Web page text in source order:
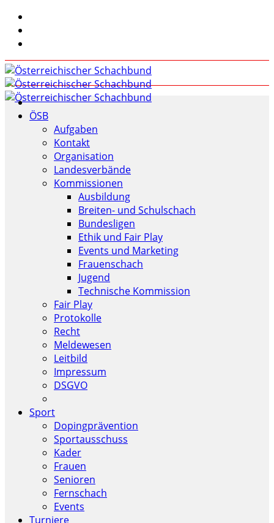
ÖSB
Aufgaben
Kontakt
Organisation
Landesverbände
Kommissionen
Ausbildung
Breiten- und Schulschach
Bundesligen
Ethik und Fair Play
Events und Marketing
Frauenschach
Jugend
Technische Kommission
Fair Play
Protokolle
Recht
Meldewesen
Leitbild
Impressum
DSGVO
Sport
Dopingprävention
Sportausschuss
Kader
Frauen
Senioren
Fernschach
Events
Turniere